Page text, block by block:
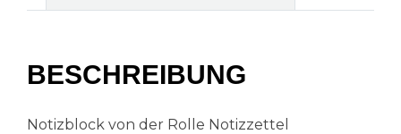
BESCHREIBUNG
Notizblock von der Rolle Notizzettel